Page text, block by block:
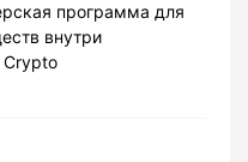
программа для
внутри
Crypto